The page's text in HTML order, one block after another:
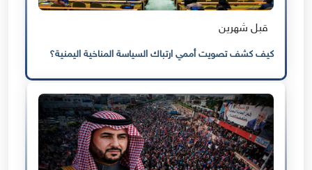
قبل شهرين
كيف كشف تصويت أممي ارتباك السياسة المناخية اليمنية؟